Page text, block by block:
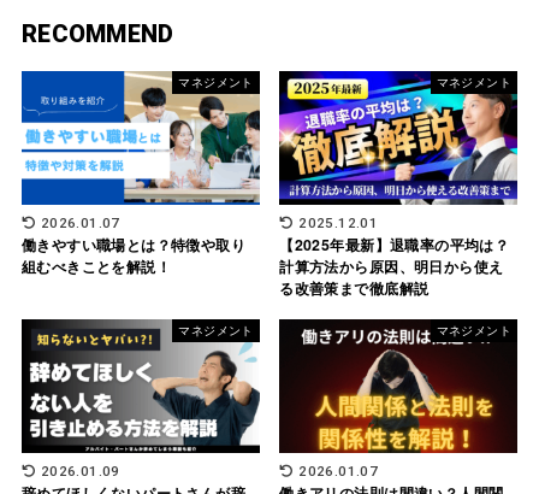
RECOMMEND
マネジメント
2026.01.07
働きやすい職場とは？特徴や取り
組むべきことを解説！
マネジメント
2025.12.01
【2025年最新】退職率の平均は？
計算方法から原因、明日から使え
る改善策まで徹底解説
マネジメント
2026.01.09
マネジメント
2026.01.07